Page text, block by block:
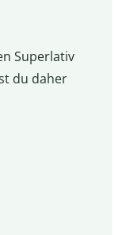
Superlativ
du daher